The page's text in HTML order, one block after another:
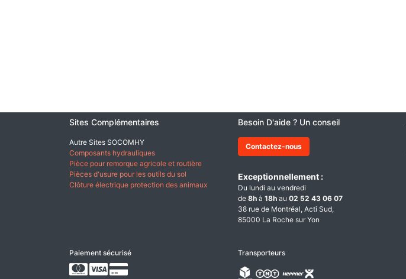
Sites Complémentaires
Autre Sites SOCOMHY
Composants hydrauliques
Pièce pour remorque agricole et routière
Pièces d'usure pour les outils du sol
Clôture électrique protection des animaux
Besoin D'aide ? Un conseil
Contactez-nous
Exceptionnellement :
Du lundi au vendredi
de 8h à 18h au 02 52 43 06 07
38 rue de Montréal, Acti Sud,
85000 La Roche sur Yon
Paiement sécurisé Transporteurs